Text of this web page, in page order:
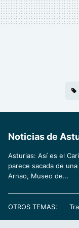
Noticias de
Asturias: Así es el
parece sacada de
Arnao, Museo de...
OTROS TEMAS: